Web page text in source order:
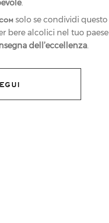
.
solo se condividi questo
bere alcolici nel tuo
dell’eccellenza.